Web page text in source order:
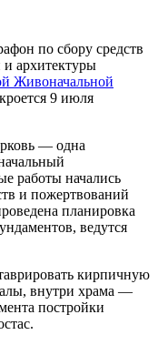
по сбору средств
и архитектуры
Живоначальной
9 июля
— одна
работы начались
и пожертвований
планировка
ведутся
кирпичную
внутри храма —
постройки